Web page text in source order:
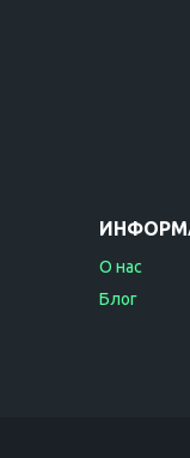
О нас
Блог